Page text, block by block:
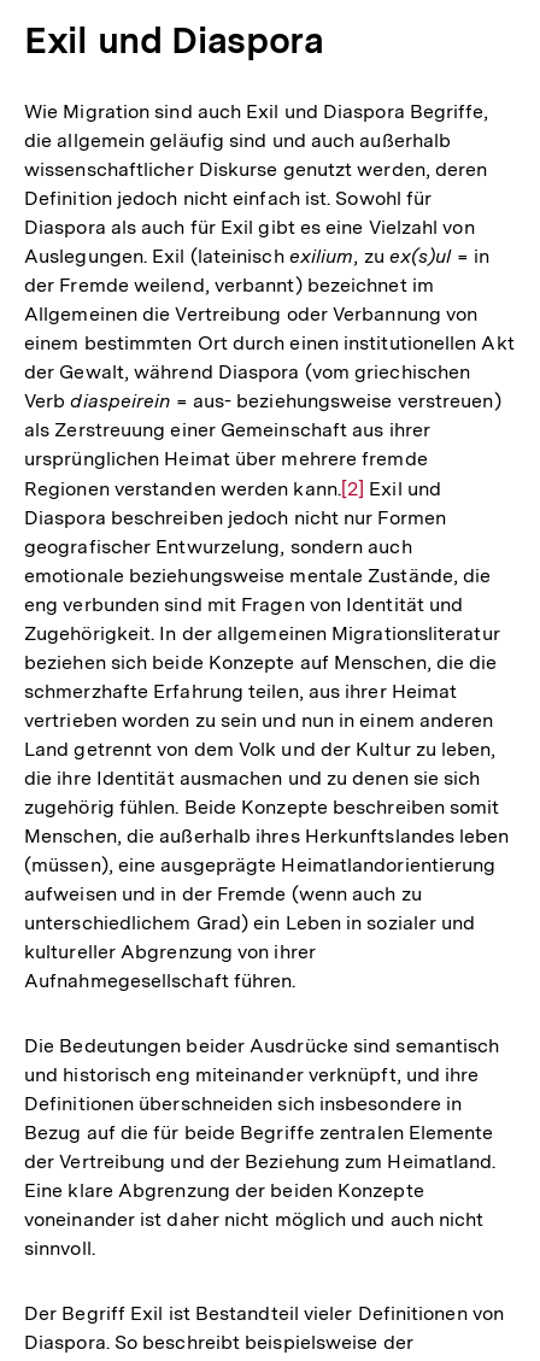
Exil und Diaspora
Wie Migration sind auch Exil und Diaspora Begriffe,
die allgemein geläufig sind und auch außerhalb
wissenschaftlicher Diskurse genutzt werden, deren
Definition jedoch nicht einfach ist. Sowohl für
Diaspora als auch für Exil gibt es eine Vielzahl von
Auslegungen. Exil (lateinisch exilium, zu ex(s)ul= in
der Fremde weilend, verbannt) bezeichnet im
Allgemeinen die Vertreibung oder Verbannung von
einem bestimmten Ort durch einen institutionellen Akt
der Gewalt, während Diaspora (vom griechischen
Verbdiaspeirein = aus- beziehungsweise verstreuen)
als Zerstreuung einer Gemeinschaft aus ihrer
ursprünglichen Heimat über mehrere fremde
Regionen verstanden werden kann.Zur
Auflösung
der
Fußnote
[2] Exil und
Diaspora beschreiben jedoch nicht nur Formen
geografischer Entwurzelung, sondern auch
emotionale beziehungsweise mentale Zustände, die
eng verbunden sind mit Fragen von Identität und
Zugehörigkeit. In der allgemeinen Migrationsliteratur
beziehen sich beide Konzepte auf Menschen, die die
schmerzhafte Erfahrung teilen, aus ihrer Heimat
vertrieben worden zu sein und nun in einem anderen
Land getrennt von dem Volk und der Kultur zu leben,
die ihre Identität ausmachen und zu denen sie sich
zugehörig fühlen. Beide Konzepte beschreiben somit
Menschen, die außerhalb ihres Herkunftslandes leben
(müssen), eine ausgeprägte Heimatlandorientierung
aufweisen und in der Fremde (wenn auch zu
unterschiedlichem Grad) ein Leben in sozialer und
kultureller Abgrenzung von ihrer
Aufnahmegesellschaft führen.
Die Bedeutungen beider Ausdrücke sind semantisch
und historisch eng miteinander verknüpft, und ihre
Definitionen überschneiden sich insbesondere in
Bezug auf die für beide Begriffe zentralen Elemente
der Vertreibung und der Beziehung zum Heimatland.
Eine klare Abgrenzung der beiden Konzepte
voneinander ist daher nicht möglich und auch nicht
sinnvoll.
Der Begriff Exil ist Bestandteil vieler Definitionen von
Diaspora. So beschreibt beispielsweise der